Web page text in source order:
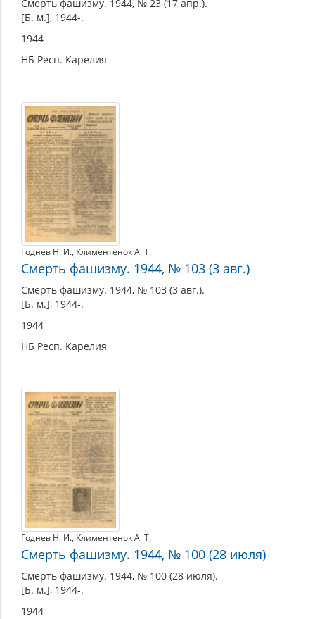
Смерть фашизму. 1944, № 23 (17 апр.).
[Б. м.], 1944-.
1944
НБ Респ. Карелия
Годнев Н. И., Климентенок А. Т.
Смерть фашизму. 1944, № 103 (3 авг.)
Смерть фашизму. 1944, № 103 (3 авг.).
[Б. м.], 1944-.
1944
НБ Респ. Карелия
Годнев Н. И., Климентенок А. Т.
Смерть фашизму. 1944, № 100 (28 июля)
Смерть фашизму. 1944, № 100 (28 июля).
[Б. м.], 1944-.
1944